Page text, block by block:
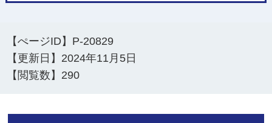
【ぺージID】 P-20829
【更新日】 2024年11月5日
【閲覧数】 290